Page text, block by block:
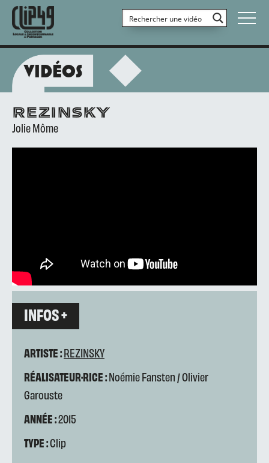
VIDÉOS
REZINSKY
Jolie Môme
INFOS +
ARTISTE :REZINSKY
RÉALISATEUR·RICE :Noémie Fansten / Olivier
Garouste
ANNÉE :2015
TYPE :Clip